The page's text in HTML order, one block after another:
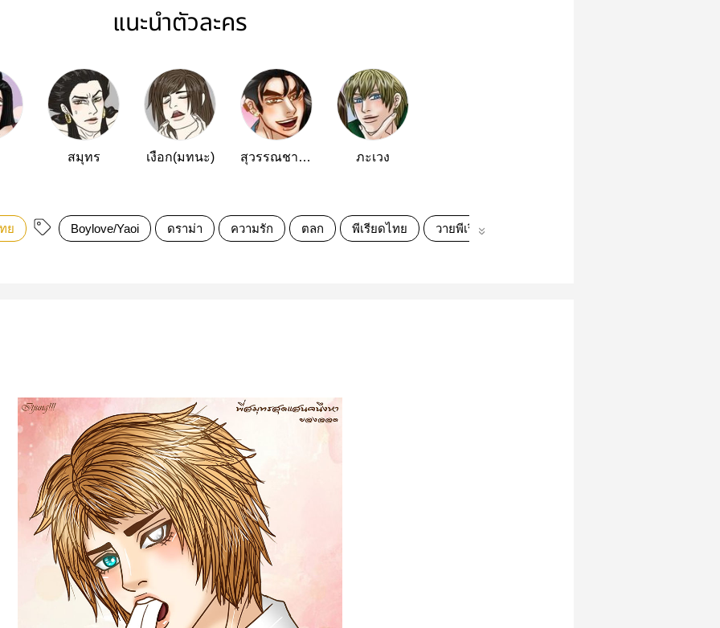
แนะนำตัวละคร
สมุทร เงือก(มทนะ) สุวรรณชาตรี ภะเวง
ย Boylove/Yaoi ดราม่า ความรัก ตลก พีเรียดไทย วายพีเรียด